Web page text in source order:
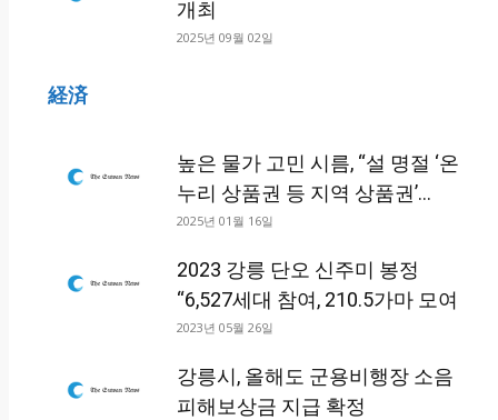
개최
2025년 09월 02일
経済
높은 물가 고민 시름, “설 명절 ‘온
누리 상품권 등 지역 상품권’...
2025년 01월 16일
2023 강릉 단오 신주미 봉정
“6,527세대 참여, 210.5가마 모여
2023년 05월 26일
강릉시, 올해도 군용비행장 소음
피해보상금 지급 확정